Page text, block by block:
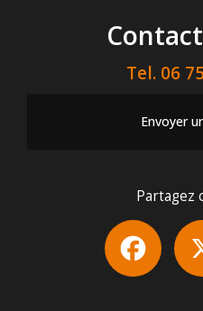
Tel. 06
Envoyer
Partagez